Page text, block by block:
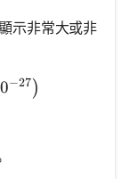
示非常大或非
0−27 )